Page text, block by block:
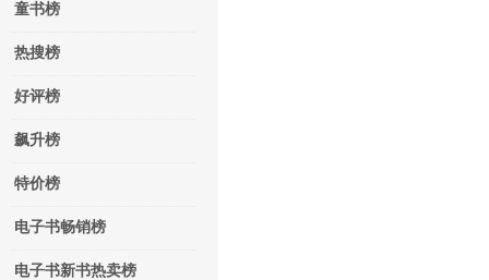
童书榜
热搜榜
好评榜
飙升榜
特价榜
电子书畅销榜
电子书新书热卖榜